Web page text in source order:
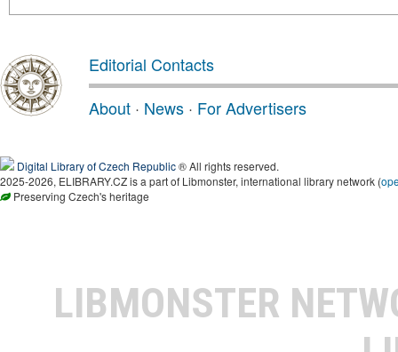
Editorial Contacts
About · News · For Advertisers
Digital Library of Czech Republic® All rights reserved.
2025-2026, ELIBRARY.CZ is a part of Libmonster, international library network (
Preserving Czech's heritage
LIBMONSTER